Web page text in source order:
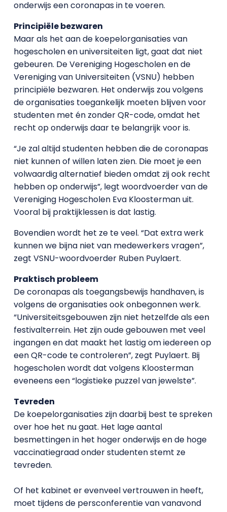
onderwijs een coronapas in te voeren.
Principiële bezwaren
Maar als het aan de koepelorganisaties van
hogescholen en universiteiten ligt, gaat dat niet
gebeuren. De Vereniging Hogescholen en de
Vereniging van Universiteiten (VSNU) hebben
principiële bezwaren. Het onderwijs zou volgens
de organisaties toegankelijk moeten blijven voor
studenten met én zonder QR-code, omdat het
recht op onderwijs daar te belangrijk voor is.
“Je zal altijd studenten hebben die de coronapas
niet kunnen of willen laten zien. Die moet je een
volwaardig alternatief bieden omdat zij ook recht
hebben op onderwijs”, legt woordvoerder van de
Vereniging Hogescholen Eva Kloosterman uit.
Vooral bij praktijklessen is dat lastig.
Bovendien wordt het ze te veel. “Dat extra werk
kunnen we bijna niet van medewerkers vragen”,
zegt VSNU-woordvoerder Ruben Puylaert.
Praktisch probleem
De coronapas als toegangsbewijs handhaven, is
volgens de organisaties ook onbegonnen werk.
“Universiteitsgebouwen zijn niet hetzelfde als een
festivalterrein. Het zijn oude gebouwen met veel
ingangen en dat maakt het lastig om iedereen op
een QR-code te controleren”, zegt Puylaert. Bij
hogescholen wordt dat volgens Kloosterman
eveneens een “logistieke puzzel van jewelste”.
Tevreden
De koepelorganisaties zijn daarbij best te spreken
over hoe het nu gaat. Het lage aantal
besmettingen in het hoger onderwijs en de hoge
vaccinatiegraad onder studenten stemt ze
tevreden.
Of het kabinet er evenveel vertrouwen in heeft,
moet tijdens de persconferentie van vanavond